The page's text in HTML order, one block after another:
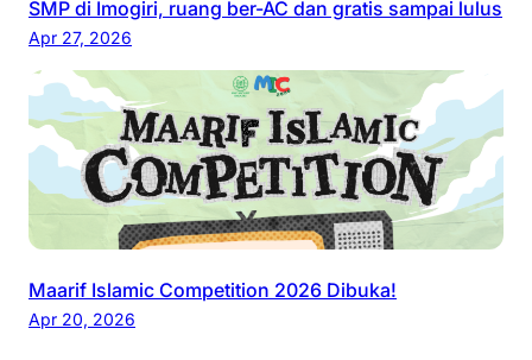
SMP di Imogiri, ruang ber-AC dan gratis sampai lulus
Apr 27, 2026
Maarif Islamic Competition 2026 Dibuka!
Apr 20, 2026